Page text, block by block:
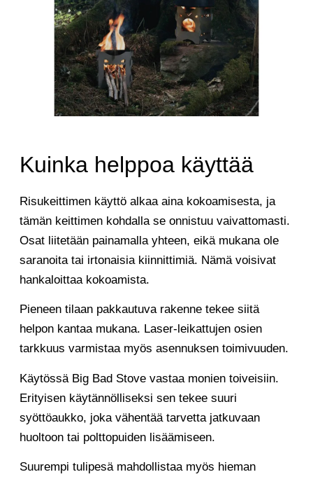
Kuinka helppoa käyttää
Risukeittimen käyttö alkaa aina kokoamisesta, ja
tämän keittimen kohdalla se onnistuu vaivattomasti.
Osat liitetään painamalla yhteen, eikä mukana ole
saranoita tai irtonaisia kiinnittimiä. Nämä voisivat
hankaloittaa kokoamista.
Pieneen tilaan pakkautuva rakenne tekee siitä
helpon kantaa mukana. Laser-leikattujen osien
tarkkuus varmistaa myös asennuksen toimivuuden.
Käytössä Big Bad Stove vastaa monien toiveisiin.
Erityisen käytännölliseksi sen tekee suuri
syöttöaukko, joka vähentää tarvetta jatkuvaan
huoltoon tai polttopuiden lisäämiseen.
Suurempi tulipesä mahdollistaa myös hieman